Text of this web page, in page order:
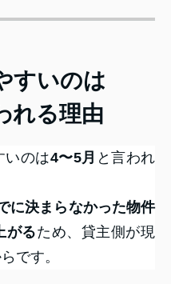
すいのは
れる理由
いのは4〜5月 と言われ
に決まらなかった物件
がるため、貸主側が現
です。